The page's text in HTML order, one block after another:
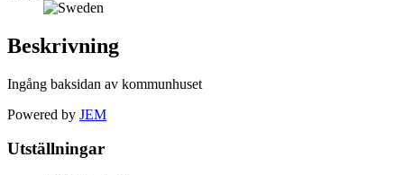
Beskrivning
Ingång baksidan av kommunhuset
Powered by JEM
Utställningar